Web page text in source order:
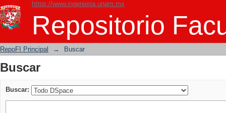
https://www.ingenieria.unam.mx
Repositorio
Buscar
RepoFI Principal → Buscar
Buscar
Buscar: